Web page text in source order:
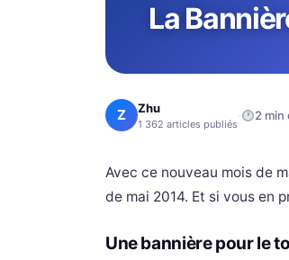
La
Z Zhu
1 362 articles publiés · 2 min
Avec ce nouveau mois de
de mai 2014. Et si vous en
Une bannière pour le